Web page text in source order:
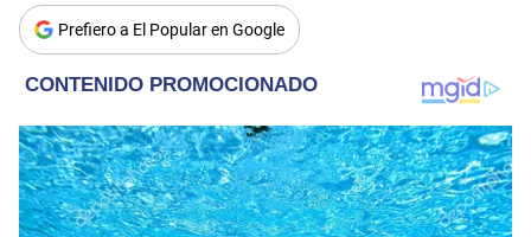
Prefiero a El Popular en Google